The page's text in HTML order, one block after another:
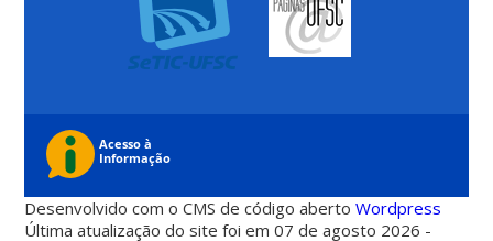
Desenvolvido com o CMS de código abertoWordpress
Última atualização do site foi em 07 de agosto 2026 -